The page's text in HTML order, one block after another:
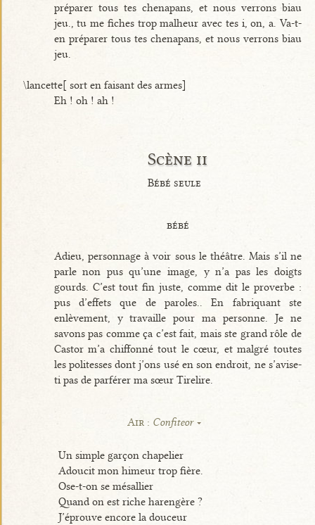
préparer tous tes chenapans, et nous verrons biau
jeu., tu me fiches trop malheur avec tes i, on, a. Va-t-
en préparer tous tes chenapans, et nous verrons biau
jeu.
\lancette[ sort en faisant des armes]
Eh ! oh ! ah !
Scène ii
Bébé seule
bébé
Adieu, personnage à voir sous le théâtre. Mais s’il ne
parle non pus qu’une image, y n’a pas les doigts
gourds. C’est tout fin juste, comme dit le proverbe :
pus d’effets que de paroles.. En fabriquant ste
enlèvement, y travaille pour ma personne. Je ne
savons pas comme ça c’est fait, mais ste grand rôle de
Castor m’a chiffonné tout le cœur, et malgré toutes
les politesses dont j’ons usé en son endroit, ne s’avise-
ti pas de parférer ma sœur Tirelire.
Air : Confiteor
Un simple garçon chapelier
Adoucit mon himeur trop fière.
Ose-t-on se mésallier
Quand on est riche harengère ?
J’éprouve encore la douceur